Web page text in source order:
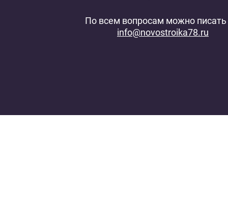
По всем вопросам можно писать
info@novostroika78.ru